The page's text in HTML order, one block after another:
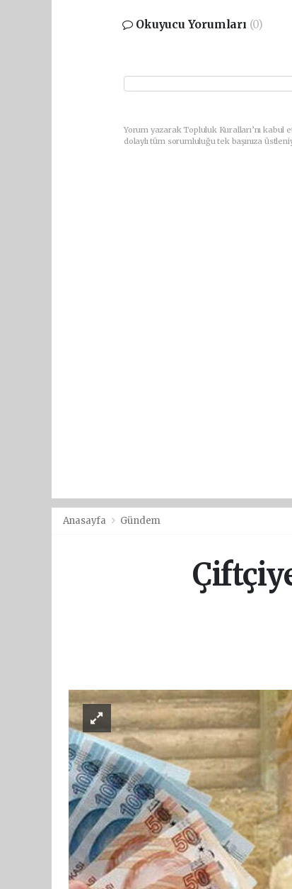
Okuyucu Yorumları (0)
Yorum yazarak Topluluk Kuralları’nı kabul
dolaylı tüm sorumluluğu tek başınıza
Anasayfa Gündem